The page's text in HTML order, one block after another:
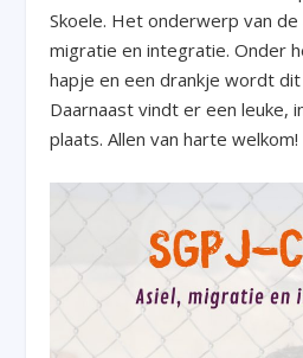
Skoele. Het onderwerp van de
migratie en integratie. Onder
hapje en een drankje wordt
Daarnaast vindt er een leuke,
plaats. Allen van harte welkom!